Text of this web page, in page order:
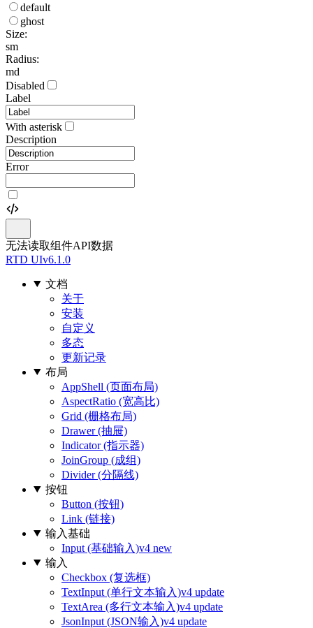
default
ghost
Size:
sm
Radius:
md
Disabled
Label
With asterisk
Description
Error
无法读取组件API数据
RTD UIv6.1.0
文档
关于
安装
自定义
多态
更新记录
布局
AppShell (页面布局)
AspectRatio (宽高比)
Grid (栅格布局)
Drawer (抽屉)
Indicator (指示器)
JoinGroup (成组)
Divider (分隔线)
按钮
Button (按钮)
Link (链接)
输入基础
Input (基础输入)v4 new
输入
Checkbox (复选框)
TextInput (单行文本输入)v4 update
TextArea (多行文本输入)v4 update
JsonInput (JSON输入)v4 update